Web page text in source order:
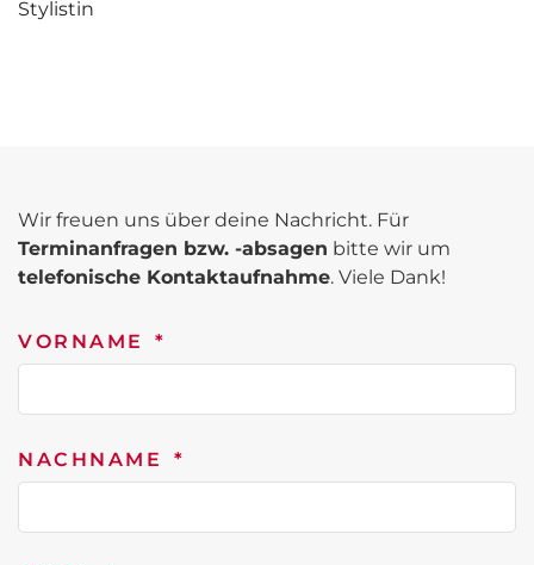
Stylistin
Wir freuen uns über deine Nachricht. Für
Terminanfragen bzw. -absagen bitte wir um
telefonische Kontaktaufnahme. Viele Dank!
VORNAME
NACHNAME